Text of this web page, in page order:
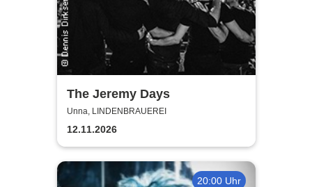
The Jeremy Days
Unna, LINDENBRAUEREI
12.11.2026
20:00 Uhr